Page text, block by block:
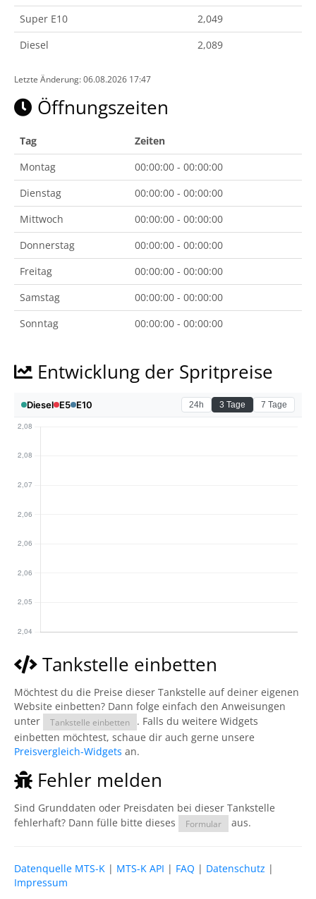
Super E10
2,049
Diesel
2,089
Letzte Änderung: 06.08.2026 17:47
Öffnungszeiten
Tag
Zeiten
Montag
00:00:00 - 00:00:00
Dienstag
00:00:00 - 00:00:00
Mittwoch
00:00:00 - 00:00:00
Donnerstag
00:00:00 - 00:00:00
Freitag
00:00:00 - 00:00:00
Samstag
00:00:00 - 00:00:00
Sonntag
00:00:00 - 00:00:00
Entwicklung der Spritpreise
Tankstelle einbetten
Möchtest du die Preise dieser Tankstelle auf deiner eigenen
Website einbetten? Dann folge einfach den Anweisungen
unter
Tankstelle einbetten
. Falls du weitere Widgets
einbetten möchtest, schaue dir auch gerne unsere
Preisvergleich-Widgets an.
Fehler melden
Sind Grunddaten oder Preisdaten bei dieser Tankstelle
fehlerhaft? Dann fülle bitte dieses
Formular aus.
Datenquelle MTS-K | MTS-K API | FAQ | Datenschutz |
Impressum